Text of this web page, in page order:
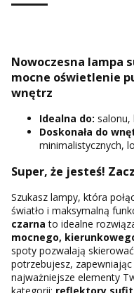
Nowoczesna lampa
mocne oświetlenie
wnętrz
Idealna do: salonu,
Doskonała do
minimalistycznych,
Super, że jesteś!
Szukasz lampy, która
światło i maksymalną
czarna to idealne
mocnego,
spoty pozwalają
potrzebujesz,
najważniejsze elementy